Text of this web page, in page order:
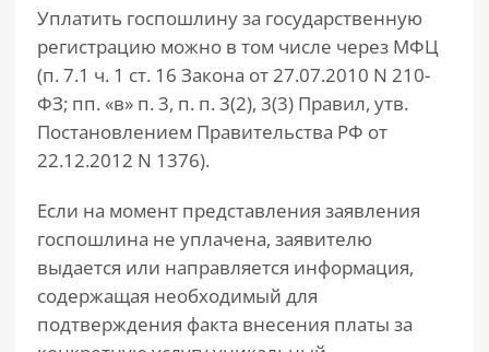
Уплатить госпошлину за государственную
регистрацию можно в том числе через МФЦ
(п. 7.1 ч. 1 ст. 16 Закона от 27.07.2010 N 210-
ФЗ; пп. «в» п. 3, п. п. 3(2), 3(3) Правил, утв.
Постановлением Правительства РФ от
22.12.2012 N 1376).
Если на момент представления заявления
госпошлина не уплачена, заявителю
выдается или направляется информация,
содержащая необходимый для
подтверждения факта внесения платы за